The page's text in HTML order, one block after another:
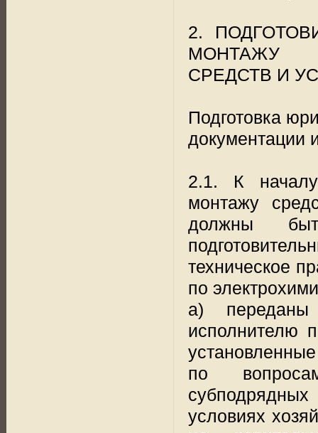
2.
МОНТАЖУ
СРЕДСТВ И
Подготовка
документации
2.1. К началу
монтажу
должны
техническое
по
а) переданы
исполнителю
по
условиях